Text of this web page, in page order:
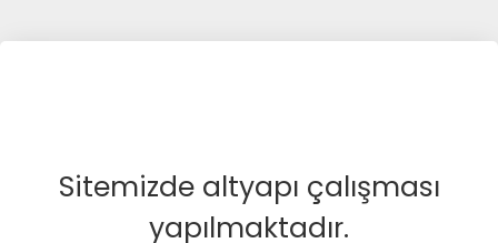
Sitemizde altyapı çalışması
yapılmaktadır.